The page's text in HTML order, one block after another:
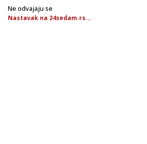
Ne odvajaju se
Nastavak na 24sedam.rs...